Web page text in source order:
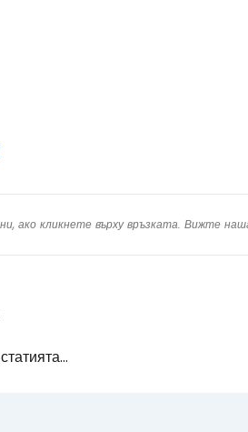
ако кликнете върху връзката. Вижте